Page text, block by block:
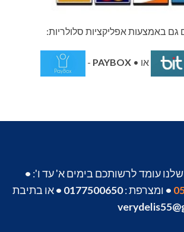
גם באמצעות אפליקציות סלולריות:
או •PAYBOX
-
שלנו עומד לרשותכם בימים א' עד ו': •
• ומצרפת :0177500650
•או בתיבת